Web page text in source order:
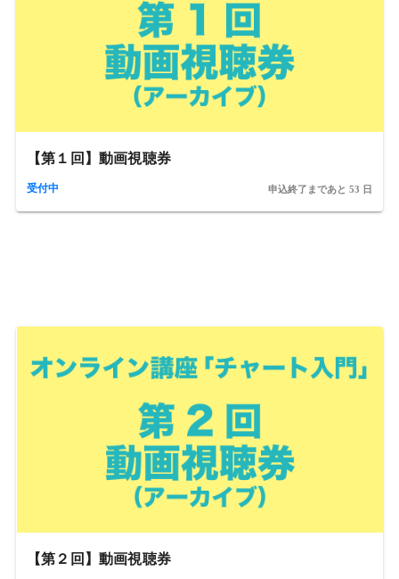
【第１回】動画視聴券
受付中 申込終了まであと 53 日
【第２回】動画視聴券